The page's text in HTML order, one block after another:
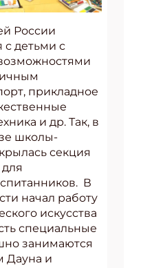
России
с детьми с
прикладное
и др. Так, в
школы-
секция
В
начал работу
искусства
специальные
занимаются
Дауна и